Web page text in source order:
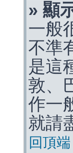
» 顯
一般
不準
是這
敦、
作一
就請
回頂端